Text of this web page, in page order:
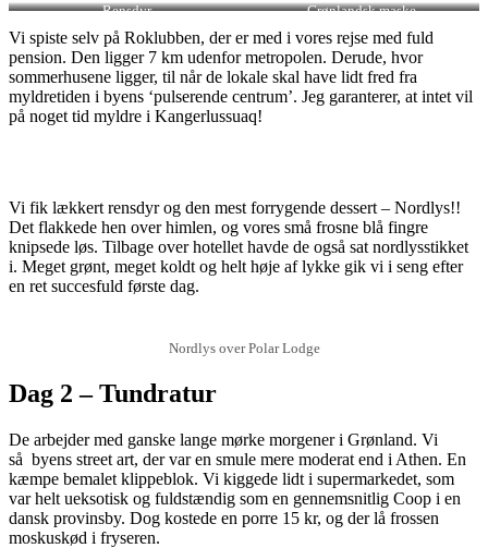
Rensdyr Grønlandsk maske
Vi spiste selv på Roklubben, der er med i vores rejse med fuld
pension. Den ligger 7 km udenfor metropolen. Derude, hvor
sommerhusene ligger, til når de lokale skal have lidt fred fra
myldretiden i byens ‘pulserende centrum’. Jeg garanterer, at intet vil
på noget tid myldre i Kangerlussuaq!
Vi fik lækkert rensdyr og den mest forrygende dessert – Nordlys!!
Det flakkede hen over himlen, og vores små frosne blå fingre
knipsede løs. Tilbage over hotellet havde de også sat nordlysstikket
i. Meget grønt, meget koldt og helt høje af lykke gik vi i seng efter
en ret succesfuld første dag.
Nordlys over Polar Lodge
Dag 2 – Tundratur
De arbejder med ganske lange mørke morgener i Grønland. Vi
så byens street art, der var en smule mere moderat end i Athen. En
kæmpe bemalet klippeblok. Vi kiggede lidt i supermarkedet, som
var helt ueksotisk og fuldstændig som en gennemsnitlig Coop i en
dansk provinsby. Dog kostede en porre 15 kr, og der lå frossen
moskuskød i fryseren.